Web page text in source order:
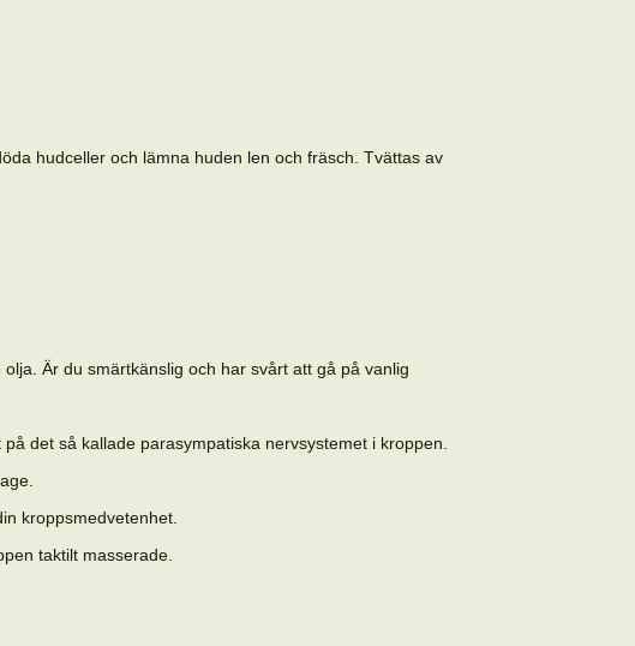
hudceller och lämna huden len och fräsch. Tvättas av
Är du smärtkänslig och har svårt att gå på vanlig
det så kallade parasympatiska nervsystemet i kroppen.
kroppsmedvetenhet.
taktilt masserade.